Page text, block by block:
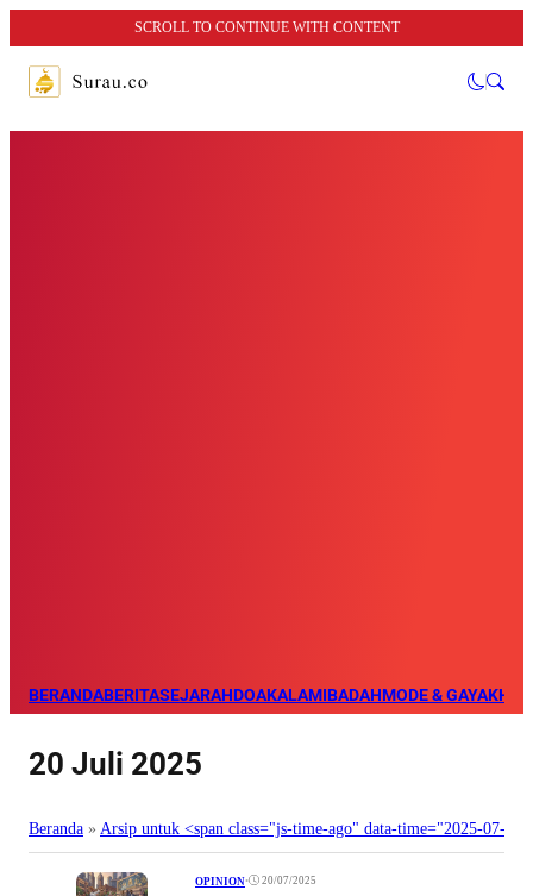
SCROLL TO CONTINUE WITH CONTENT
BERANDABERITASEJARAHDOAKALAMIBADAHMODE & GAYA
20 Juli 2025
Beranda » Arsip untuk <span class="js-time-ago" data-time="2025-07-
OPINION• 20/07/2025